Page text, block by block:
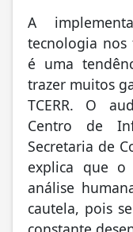
A
tecnologia nos
é uma
trazer muitos
TCERR. O
Centro de
Secretaria de
explica que
análise
cautela, pois